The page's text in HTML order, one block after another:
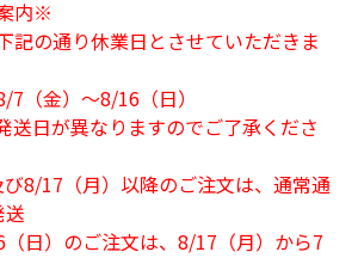
内※
記の通り休業日とさせていただきま
7（金）～8/16（日）
送日が異なりますのでご了承くださ
び8/17（月）以降のご注文は、通常通
送
日）のご注文は、8/17（月）から7